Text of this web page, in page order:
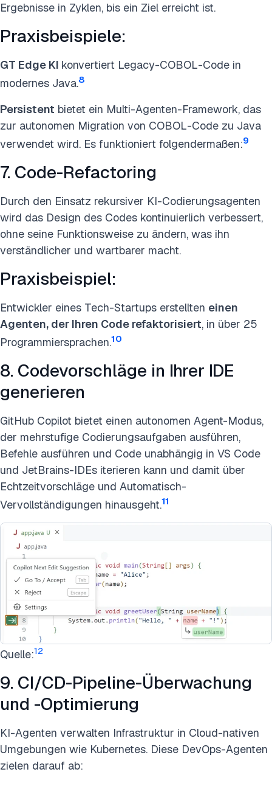
Ergebnisse in Zyklen, bis ein Ziel erreicht ist.
Praxisbeispiele:
GT Edge KI konvertiert Legacy-COBOL-Code in
modernes Java.8
Persistent bietet ein Multi-Agenten-Framework, das
zur autonomen Migration von COBOL-Code zu Java
verwendet wird. Es funktioniert folgendermaßen:9
7. Code-Refactoring
Durch den Einsatz rekursiver KI-Codierungsagenten
wird das Design des Codes kontinuierlich verbessert,
ohne seine Funktionsweise zu ändern, was ihn
verständlicher und wartbarer macht.
Praxisbeispiel:
Entwickler eines Tech-Startups erstellten einen
Agenten, der Ihren Code refaktorisiert, in über 25
Programmiersprachen.10
8. Codevorschläge in Ihrer IDE
generieren
GitHub Copilot bietet einen autonomen Agent-Modus,
der mehrstufige Codierungsaufgaben ausführen,
Befehle ausführen und Code unabhängig in VS Code
und JetBrains-IDEs iterieren kann und damit über
Echtzeitvorschläge und Automatisch-
Vervollständigungen hinausgeht.11
Quelle:12
9. CI/CD-Pipeline-Überwachung
und -Optimierung
KI-Agenten verwalten Infrastruktur in Cloud-nativen
Umgebungen wie Kubernetes. Diese DevOps-Agenten
zielen darauf ab: